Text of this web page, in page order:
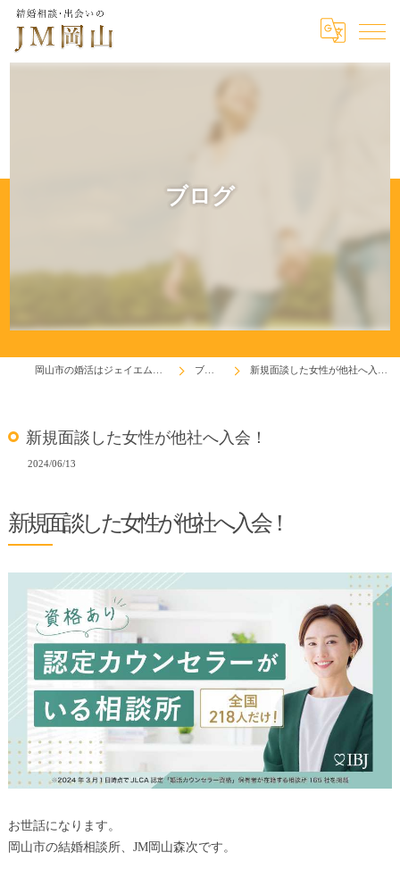
ブログ
ブログ 新規面談した女性が他社へ入会！
新規面談した女性が他社へ入会！
2024/06/13
新規面談した女性が他社へ入会！
お世話になります。
岡山市の結婚相談所、JM岡山森次です。